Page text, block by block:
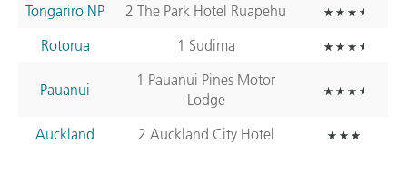
Tongariro NP
2 The Park Hotel Ruapehu
Rotorua
1 Sudima
Pauanui
1 Pauanui Pines Motor
Lodge
Auckland
2 Auckland City Hotel